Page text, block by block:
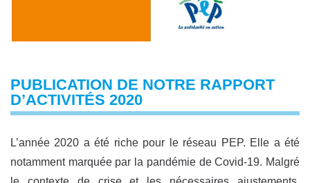
PUBLICATION DE NOTRE RAPPORT
D’ACTIVITÉS 2020
L’année 2020 a été riche pour le réseau PEP. Elle a été
notamment marquée par la pandémie de Covid-19. Malgré